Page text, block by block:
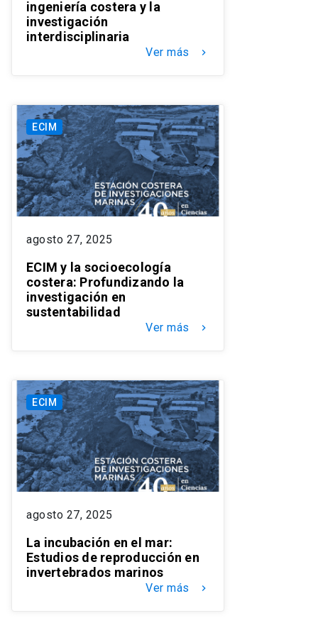
ingeniería costera y la
investigación
interdisciplinaria
Ver más keyboard_arrow_right
ECIM
agosto 27, 2025
ECIM y la socioecología
costera: Profundizando la
investigación en
sustentabilidad
Ver más keyboard_arrow_right
ECIM
agosto 27, 2025
La incubación en el mar:
Estudios de reproducción en
invertebrados marinos
Ver más keyboard_arrow_right